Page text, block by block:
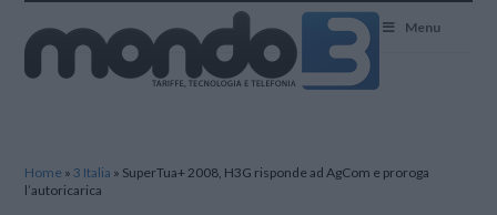
Menu
Home »3 Italia » SuperTua+ 2008, H3G risponde ad AgCom e proroga
l’autoricarica